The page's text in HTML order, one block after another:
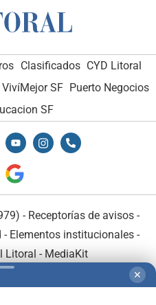
Clasificados CYD Litoral
VivíMejor SF Puerto Negocios
SF
- Receptorías de avisos -
- Elementos institucionales-
Litoral - MediaKit
✕